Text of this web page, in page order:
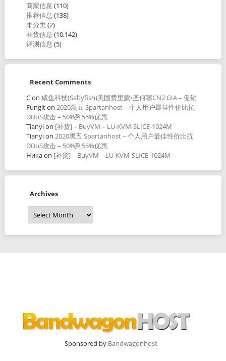
商家信息 (110)
推荐信息 (138)
未分类(2)
补货信息 (10,142)
评测信息 (5)
Recent Comments
Con 咸鱼科技(Saltyfish)美国费里蒙/圣何塞CN2 GIA – 促销
Fungiton 2020黑五 Spartanhost – 个人用户最佳性价比抗
DDoS攻击 – 50%到55%优惠
Tianyion [补货] – BuyVM – LU-KVM-SLICE-1024M
Tianyion 2020黑五 Spartanhost – 个人用户最佳性价比抗
DDoS攻击 – 50%到55%优惠
Никаon [补货] – BuyVM – LU-KVM-SLICE-1024M
Archives
Archives
Sponsored by Bandwagonhost